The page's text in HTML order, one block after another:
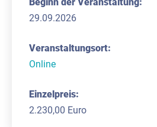
29.09.2026
Online
2.230,00 Euro